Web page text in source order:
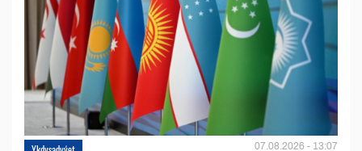
07.08.2026 - 13:07